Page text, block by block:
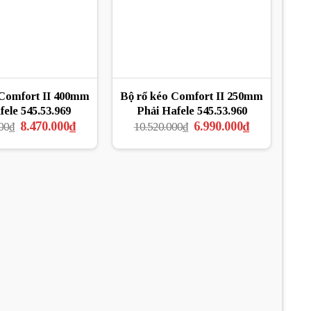
II 400mm
545.53.969
₫ Giá
là:
8.470.000₫Giá
hiện
tại
Bộ rổ kéo Comfort II 250mm
Phải Hafele 545.53.960
10.520.000₫ Giá
là:
6.990.000₫Giá
hiện
tại